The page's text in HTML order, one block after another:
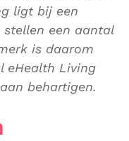
ligt bij een
een aantal
is daarom
eHealth Living
behartigen.